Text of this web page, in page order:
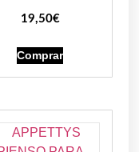
19,50€
Comprar